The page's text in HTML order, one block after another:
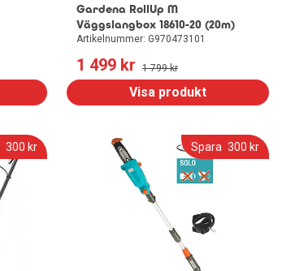
Gardena RollUp M
Väggslangbox 18610-20 (20m)
Artikelnummer: G970473101
1 499 kr 1 799 kr
Visa produkt
300 kr Spara 300 kr